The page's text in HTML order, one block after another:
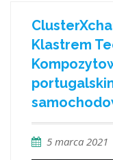
Klastrem
5 marca 2021